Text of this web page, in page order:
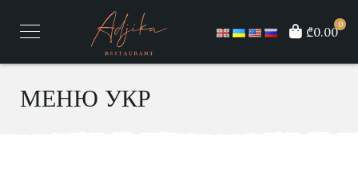
0
₾0.00
МЕНЮ УКР